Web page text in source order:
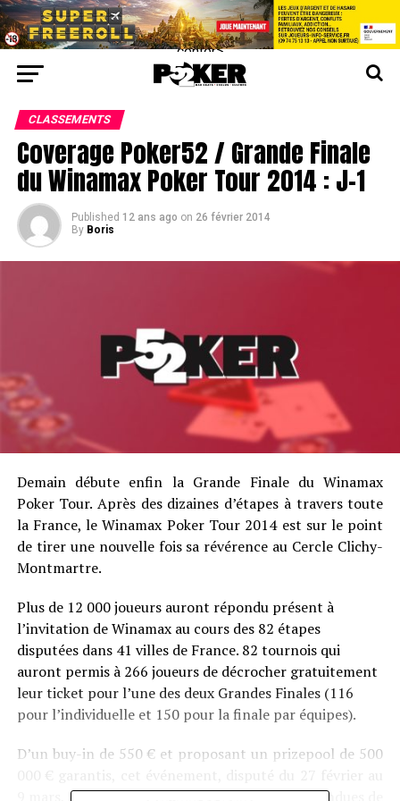
center>
CLASSEMENTS
Coverage Poker52 / Grande Finale
du Winamax Poker Tour 2014 : J-1
Published 12 ans ago on 26 février 2014
By Boris
Demain débute enfin la Grande Finale du Winamax
Poker Tour. Après des dizaines d’étapes à travers toute
la France, le Winamax Poker Tour 2014 est sur le point
de tirer une nouvelle fois sa révérence au Cercle Clichy-
Montmartre.
Plus de 12 000 joueurs auront répondu présent à
l’invitation de Winamax au cours des 82 étapes
disputées dans 41 villes de France. 82 tournois qui
auront permis à 266 joueurs de décrocher gratuitement
leur ticket pour l’une des deux Grandes Finales (116
pour l’individuelle et 150 pour la finale par équipes).
D’un buy-in de 550 € et proposant un prizepool de 500
9 mars, est l’une des compétitions les plus attendues de